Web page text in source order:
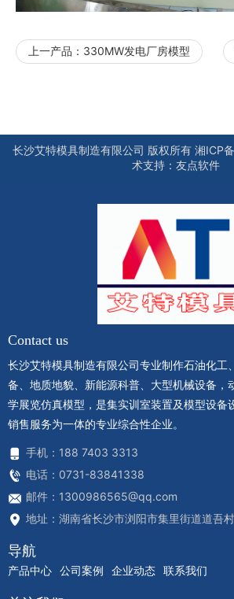
上一产品： 330MW发电厂房模型
长沙艾特模具制造有限公司 版权所有 湘ICP
术支持： 友点软件
Contact us
长沙艾特模具制造有限公司专业制作石油化工
备、地质地貌、新能源科普、大型机械设备
学展览仿真模型，是集实训室装置及模型设备
销售服务为一体的专业综合性企业。
手机：188 7403 3313
电话：0731-83841338
邮件：1300986565@qq.com
地址：湖南省长沙市浏阳市集里街道道吾
导航
产品中心 公司案例 企业动态 联系我们